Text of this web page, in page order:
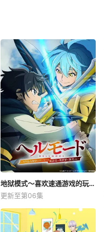
地狱模式～喜欢速通游戏的玩家在废设定异世界无双～第2季
更新至第06集